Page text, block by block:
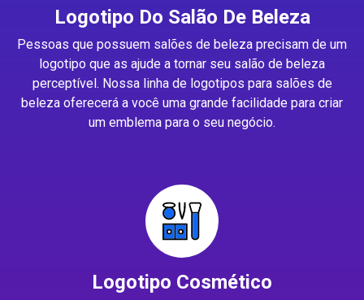
Logotipo Do Salão De Beleza
Pessoas que possuem salões de beleza precisam de um
logotipo que as ajude a tornar seu salão de beleza
perceptível. Nossa linha de logotipos para salões de
beleza oferecerá a você uma grande facilidade para criar
um emblema para o seu negócio.
Logotipo Cosmético